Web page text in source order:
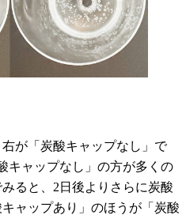
が「炭酸キャップなし」で
キャップなし」の方が多くの
ると、2日後よりさらに炭酸
ャップあり」のほうが「炭酸